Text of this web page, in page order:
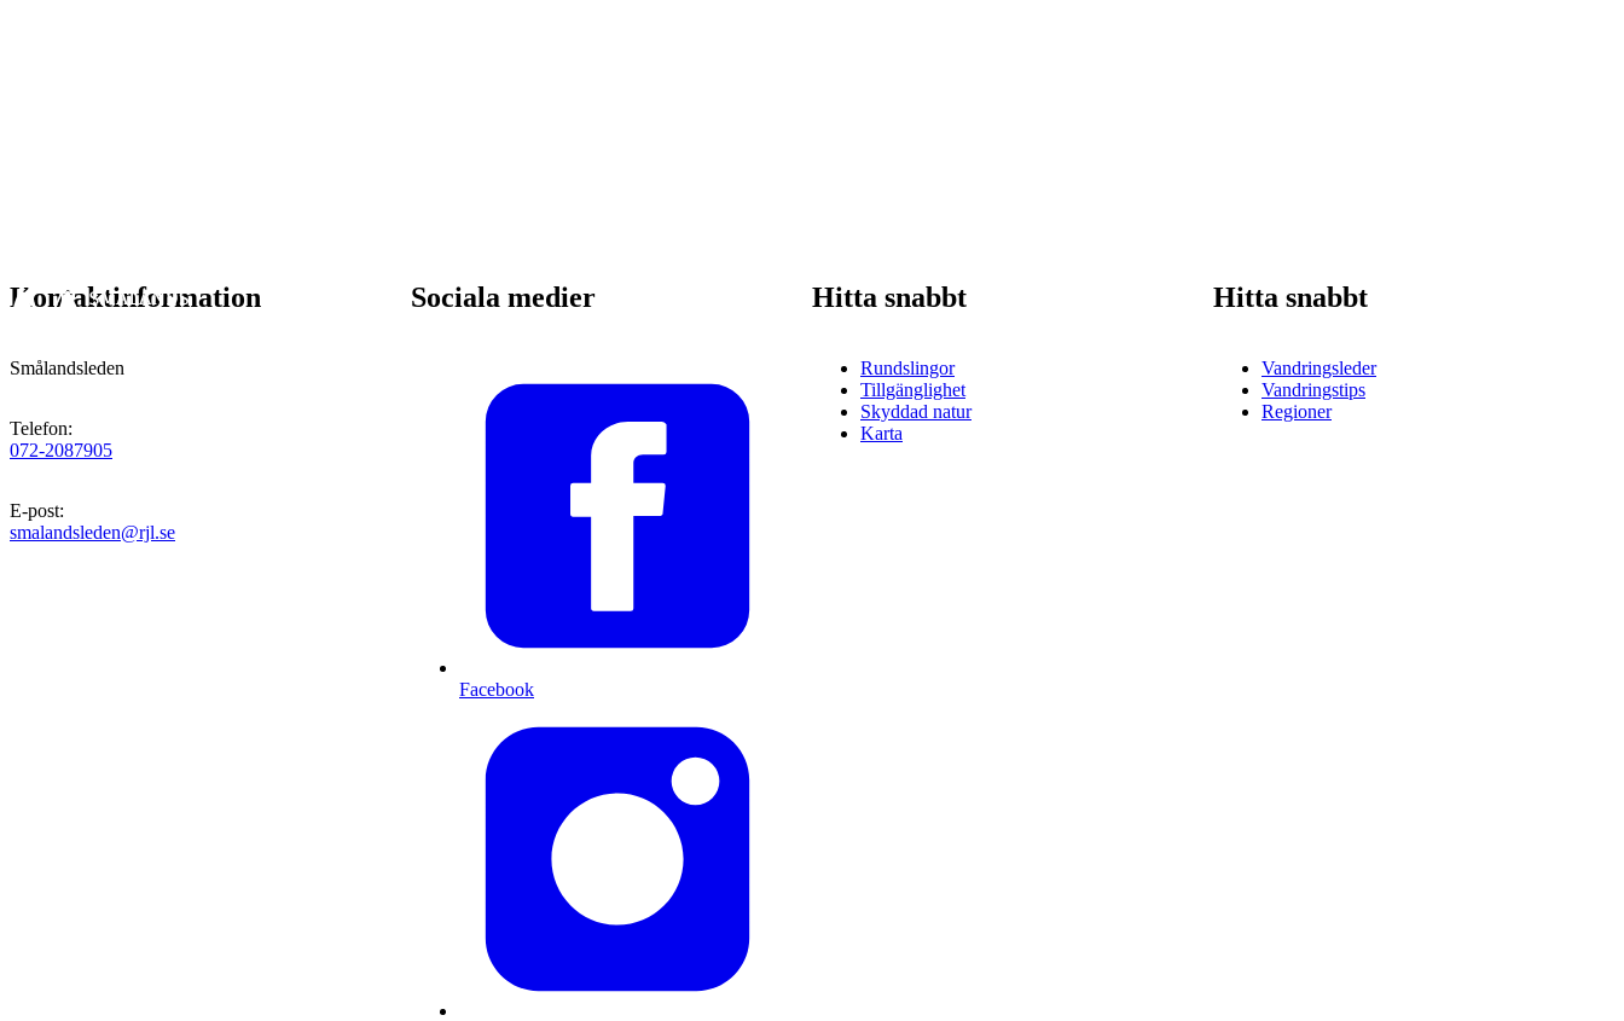
Kontaktinformation
Smålandsleden
Telefon:
072-2087905
E-post:
smalandsleden@rjl.se
Sociala medier
Facebook
Hitta snabbt
Rundslingor
Tillgänglighet
Skyddad natur
Karta
Hitta snabbt
Vandringsleder
Vandringstips
Regioner